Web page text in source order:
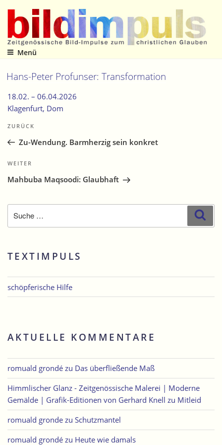
Inhalt
springen
Zeitgenössische Bild-Impulse zum christlichen Glauben
Menü
Hans-Peter Profunser: Transformation
18.02. – 06.04.2026
Klagenfurt, Dom
Beitragsnavigation
Vorheriger
Beitrag
ZURÜCK
Zu-Wendung. Barmherzig sein konkret
Nächster
Beitrag
WEITER
Mahbuba Maqsoodi: Glaubhaft
nach:
TEXTIMPULS
schöpferische Hilfe
AKTUELLE KOMMENTARE
romuald grondé zu Das überfließende Maß
Himmlischer Glanz - Zeitgenössische Malerei | Moderne
Gemälde | Grafik-Editionen von Gerhard Knell zu Mitleid
romuald gronde zu Schutzmantel
romuald grondé zu Heute wie damals